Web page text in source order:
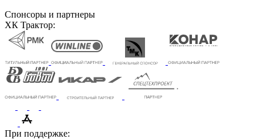
Спонсоры и партнеры
ХК Трактор:
При поддержке: